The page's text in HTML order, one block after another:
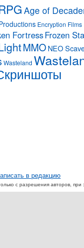
Age of
Encryption Films
FortressFrozen
MMONEO
Wasteland
в редакцию
с разрешения авторов,